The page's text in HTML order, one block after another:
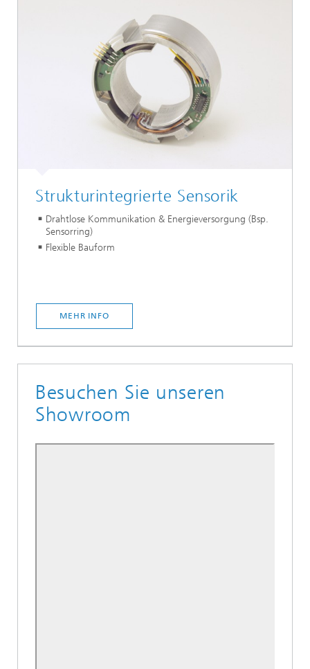
Strukturintegrierte Sensorik
Drahtlose Kommunikation & Energieversorgung (Bsp.
Sensorring)
Flexible Bauform
MEHR INFO
Besuchen Sie unseren
Showroom